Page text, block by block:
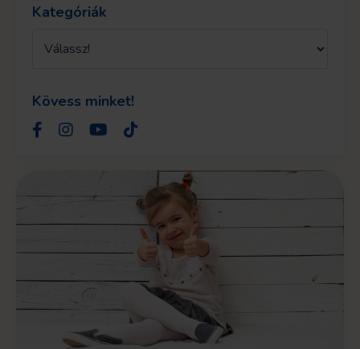
Kategóriák
Kövess minket!